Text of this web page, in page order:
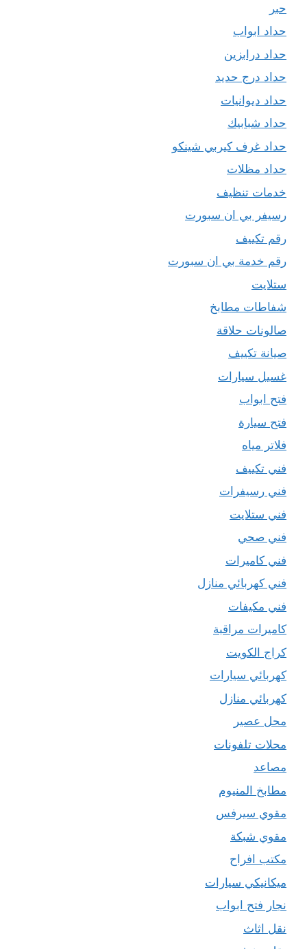
حبر
حداد ابواب
حداد درابزين
حداد درج حديد
حداد ديوانيات
حداد شبابيك
حداد غرف كيربي شينكو
حداد مظلات
خدمات تنظيف
رسيفر بي ان سبورت
رقم تكييف
رقم خدمة بي ان سبورت
ستلايت
شفاطات مطابخ
صالونات حلاقة
صيانة تكييف
غسيل سيارات
فتح ابواب
فتح سيارة
فلاتر مياه
فني تكييف
فني رسيفرات
فني ستلايت
فني صحي
فني كاميرات
فني كهربائي منازل
فني مكيفات
كاميرات مراقبة
كراج الكويت
كهربائي سيارات
كهربائي منازل
محل عصير
محلات تلفونات
مصاعد
مطابخ المنيوم
مقوي سيرفس
مقوي شبكة
مكتب افراح
ميكانيكي سيارات
نجار فتح ابواب
نقل اثاث